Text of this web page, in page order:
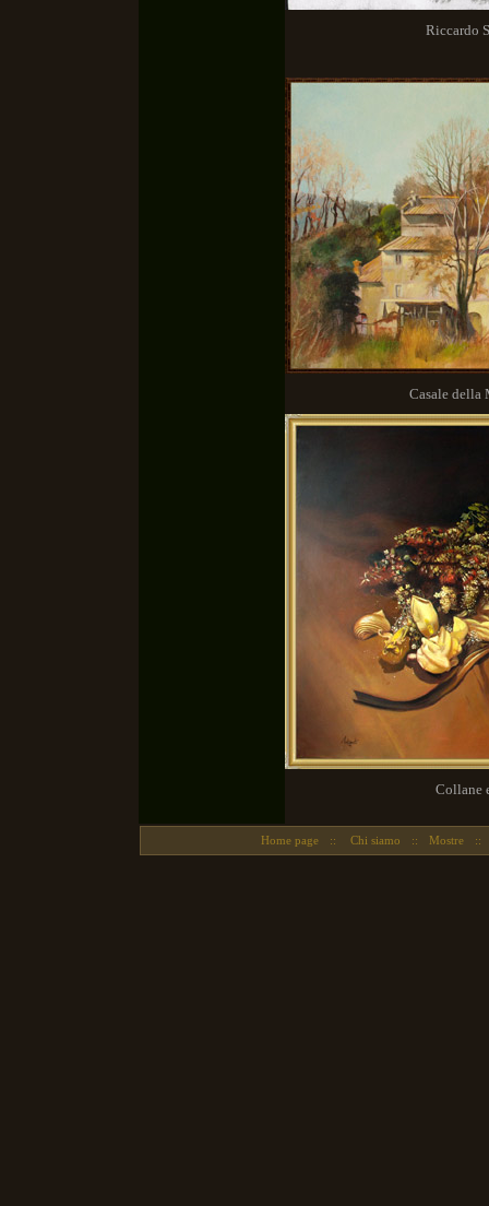
Riccardo
Casale della
Collane e
Home page :: Chi siamo :: Mostre ::